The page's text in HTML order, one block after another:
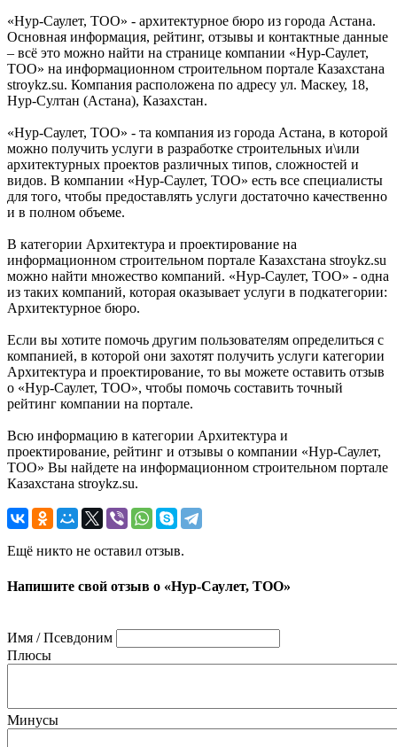
«Нур-Саулет, ТОО» - архитектурное бюро из города Астана.
Основная информация, рейтинг, отзывы и контактные данные
– всё это можно найти на странице компании «Нур-Саулет,
ТОО» на информационном строительном портале Казахстана
stroykz.su. Компания расположена по адресу ул. Маскеу, 18,
Нур-Султан (Астана), Казахстан.
«Нур-Саулет, ТОО» - та компания из города Астана, в которой
можно получить услуги в разработке строительных и\или
архитектурных проектов различных типов, сложностей и
видов. В компании «Нур-Саулет, ТОО» есть все специалисты
для того, чтобы предоставлять услуги достаточно качественно
и в полном объеме.
В категории Архитектура и проектирование на
информационном строительном портале Казахстана stroykz.su
можно найти множество компаний. «Нур-Саулет, ТОО» - одна
из таких компаний, которая оказывает услуги в подкатегории:
Архитектурное бюро.
Если вы хотите помочь другим пользователям определиться с
компанией, в которой они захотят получить услуги категории
Архитектура и проектирование, то вы можете оставить отзыв
о «Нур-Саулет, ТОО», чтобы помочь составить точный
рейтинг компании на портале.
Всю информацию в категории Архитектура и
проектирование, рейтинг и отзывы о компании «Нур-Саулет,
ТОО» Вы найдете на информационном строительном портале
Казахстана stroykz.su.
Ещё никто не оставил отзыв.
Напишите свой отзыв о «Нур-Саулет, ТОО»
Имя / Псевдоним
Плюсы
Минусы